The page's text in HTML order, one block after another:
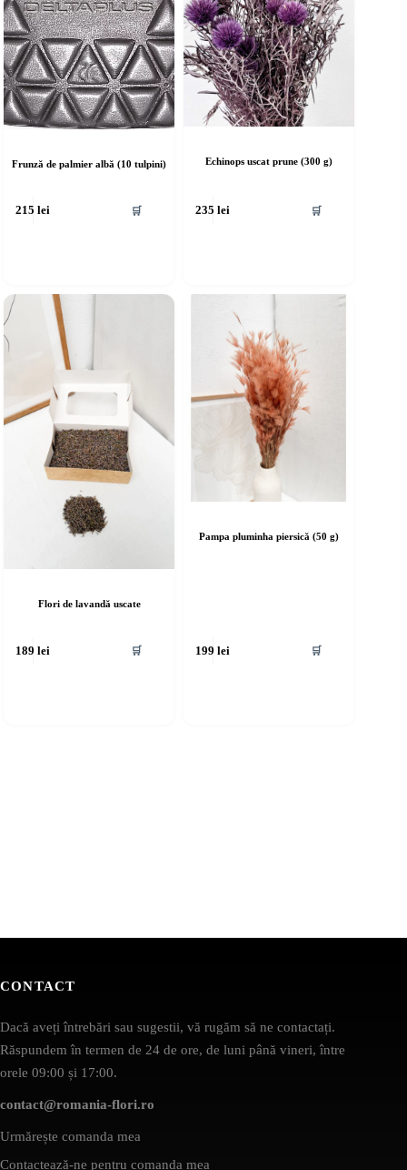
Frunză de palmier albă (10 tulpini)
215lei 🛒
Echinops uscat prune (300 g)
235lei 🛒
Flori de lavandă uscate
189lei 🛒
Pampa pluminha piersică (50 g)
199lei 🛒
CONTACT
Dacă aveți întrebări sau sugestii, vă rugăm să ne contactați.
Răspundem în termen de 24 de ore, de luni până vineri, între
orele 09:00 și 17:00.
contact@romania-flori.ro
Urmărește comanda mea
Contactează-ne pentru comanda mea